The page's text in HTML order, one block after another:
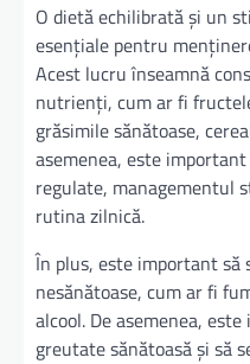
O dietă echilibrată și un
esențiale pentru
Acest lucru înseamnă
nutrienți, cum ar fi
grăsimile sănătoase,
asemenea, este
regulate, managementul
rutina zilnică.
În plus, este important să
nesănătoase, cum ar fi
alcool. De asemenea,
greutate sănătoasă și să